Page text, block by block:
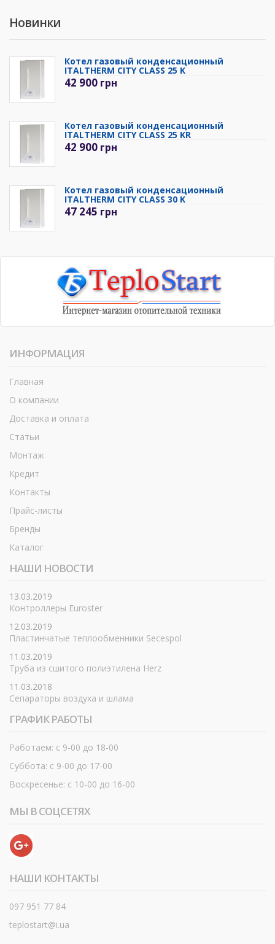
Новинки
Котел газовый конденсационный
ITALTHERM CITY CLASS 25 K
42 900 грн
Котел газовый конденсационный
ITALTHERM CITY CLASS 25 KR
42 900 грн
Котел газовый конденсационный
ITALTHERM CITY CLASS 30 K
47 245 грн
ИНФОРМАЦИЯ
Главная
О компании
Доставка и оплата
Статьи
Монтаж
Кредит
Контакты
Прайс-листы
Бренды
Каталог
НАШИ НОВОСТИ
13.03.2019
Контроллеры Euroster
12.03.2019
Пластинчатые теплообменники Secespol
11.03.2019
Труба из сшитого полиэтилена Herz
11.03.2018
Сепараторы воздуха и шлама
ГРАФИК РАБОТЫ
Работаем: с 9-00 до 18-00
Суббота: с 9-00 до 17-00
Воскресенье: с 10-00 до 16-00
МЫ В СОЦСЕТЯХ
НАШИ КОНТАКТЫ
097 951 77 84
teplostart@i.ua